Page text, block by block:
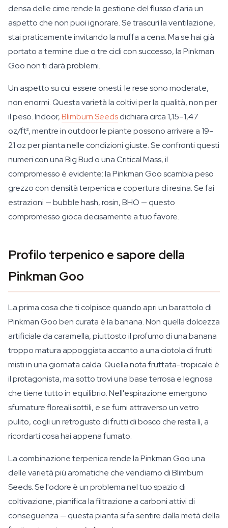
densa delle cime rende la gestione del flusso d'aria un
aspetto che non puoi ignorare. Se trascuri la ventilazione,
stai praticamente invitando la muffa a cena. Ma se hai già
portato a termine due o tre cicli con successo, la Pinkman
Goo non ti darà problemi.
Un aspetto su cui essere onesti: le rese sono moderate,
non enormi. Questa varietà la coltivi per la qualità, non per
il peso. Indoor,Blimburn Seedsdichiara circa 1,15–1,47
oz/ft², mentre in outdoor le piante possono arrivare a 19–
21 oz per pianta nelle condizioni giuste. Se confronti questi
numeri con una Big Bud o una Critical Mass, il
compromesso è evidente: la Pinkman Goo scambia peso
grezzo con densità terpenica e copertura di resina. Se fai
estrazioni — bubble hash, rosin, BHO — questo
compromesso gioca decisamente a tuo favore.
Profilo terpenico e sapore della
Pinkman Goo
La prima cosa che ti colpisce quando apri un barattolo di
Pinkman Goo ben curata è la banana. Non quella dolcezza
artificiale da caramella, piuttosto il profumo di una banana
troppo matura appoggiata accanto a una ciotola di frutti
misti in una giornata calda. Quella nota fruttata-tropicale è
il protagonista, ma sotto trovi una base terrosa e legnosa
che tiene tutto in equilibrio. Nell'espirazione emergono
sfumature floreali sottili, e se fumi attraverso un vetro
pulito, cogli un retrogusto di frutti di bosco che resta lì, a
ricordarti cosa hai appena fumato.
La combinazione terpenica rende la Pinkman Goo una
delle varietà più aromatiche che vendiamo di Blimburn
Seeds. Se l'odore è un problema nel tuo spazio di
coltivazione, pianifica la filtrazione a carboni attivi di
conseguenza — questa pianta si fa sentire dalla metà della